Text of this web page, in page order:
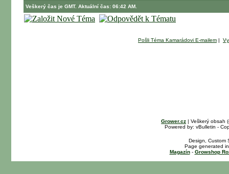
Veškerý čas je GMT. Aktuální čas: 06:42 AM.
Pošli Téma Kamarádovi E-mailem |
Grower.cz | Veškerý obsah
Powered by: vBulletin -
Design, Custom
Page generated
Magazín- Growshop